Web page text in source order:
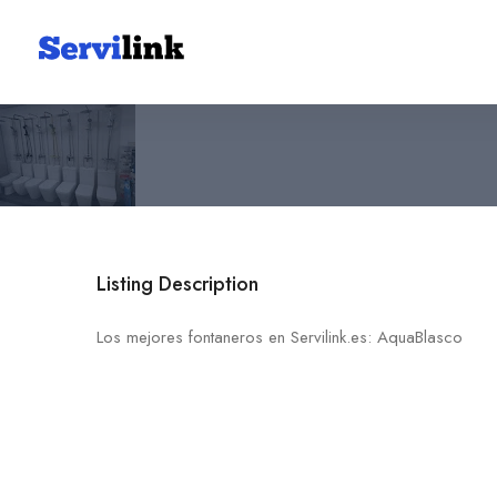
AquaBlasco
Listing Description
Los mejores fontaneros en Servilink.es: AquaBlasco